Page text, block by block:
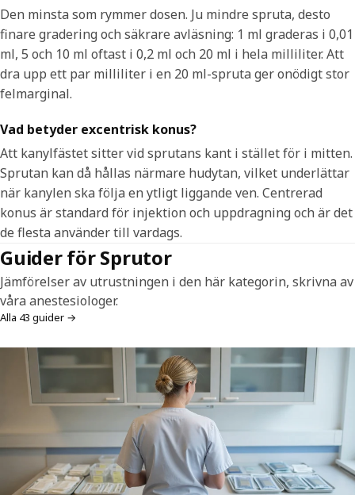
Den minsta som rymmer dosen. Ju mindre spruta, desto
finare gradering och säkrare avläsning: 1 ml graderas i 0,01
ml, 5 och 10 ml oftast i 0,2 ml och 20 ml i hela milliliter. Att
dra upp ett par milliliter i en 20 ml-spruta ger onödigt stor
felmarginal.
Vad betyder excentrisk konus?
Att kanylfästet sitter vid sprutans kant i stället för i mitten.
Sprutan kan då hållas närmare hudytan, vilket underlättar
när kanylen ska följa en ytligt liggande ven. Centrerad
konus är standard för injektion och uppdragning och är det
de flesta använder till vardags.
Guider för Sprutor
Jämförelser av utrustningen i den här kategorin, skrivna av
våra anestesiologer.
Alla 43 guider →